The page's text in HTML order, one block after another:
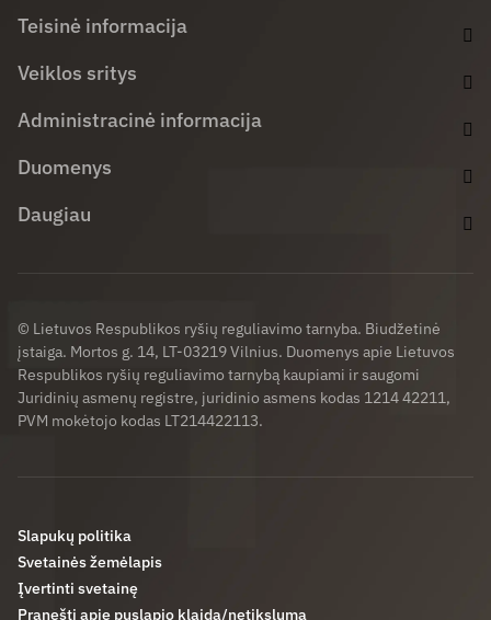
Teisinė informacija
Veiklos sritys
Administracinė informacija
Duomenys
Daugiau
© Lietuvos Respublikos ryšių reguliavimo tarnyba. Biudžetinė
įstaiga. Mortos g. 14, LT-03219 Vilnius. Duomenys apie Lietuvos
Respublikos ryšių reguliavimo tarnybą kaupiami ir saugomi
Juridinių asmenų registre, juridinio asmens kodas 1214 42211,
PVM mokėtojo kodas LT214422113.
Slapukų politika
Svetainės žemėlapis
Įvertinti svetainę
Pranešti apie puslapio klaidą/netikslumą